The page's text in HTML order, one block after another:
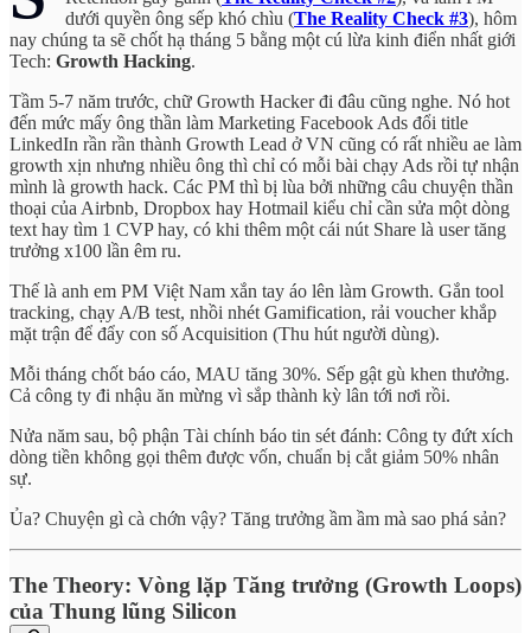
dưới quyền ông sếp khó chìu (The Reality Check #3), hôm
nay chúng ta sẽ chốt hạ tháng 5 bằng một cú lừa kinh điển nhất giới
Tech: Growth Hacking.
Tầm 5-7 năm trước, chữ Growth Hacker đi đâu cũng nghe. Nó hot
đến mức mấy ông thần làm Marketing Facebook Ads đổi title
LinkedIn rần rần thành Growth Lead ở VN cũng có rất nhiều ae làm
growth xịn nhưng nhiều ông thì chỉ có mỗi bài chạy Ads rồi tự nhận
mình là growth hack. Các PM thì bị lùa bởi những câu chuyện thần
thoại của Airbnb, Dropbox hay Hotmail kiểu chỉ cần sửa một dòng
text hay tìm 1 CVP hay, có khi thêm một cái nút Share là user tăng
trưởng x100 lần êm ru.
Thế là anh em PM Việt Nam xắn tay áo lên làm Growth. Gắn tool
tracking, chạy A/B test, nhồi nhét Gamification, rải voucher khắp
mặt trận để đẩy con số Acquisition (Thu hút người dùng).
Mỗi tháng chốt báo cáo, MAU tăng 30%. Sếp gật gù khen thưởng.
Cả công ty đi nhậu ăn mừng vì sắp thành kỳ lân tới nơi rồi.
Nửa năm sau, bộ phận Tài chính báo tin sét đánh: Công ty đứt xích
dòng tiền không gọi thêm được vốn, chuẩn bị cắt giảm 50% nhân
sự.
Ủa? Chuyện gì cà chớn vậy? Tăng trưởng ầm ầm mà sao phá sản?
The Theory: Vòng lặp Tăng trưởng (Growth Loops)
của Thung lũng Silicon